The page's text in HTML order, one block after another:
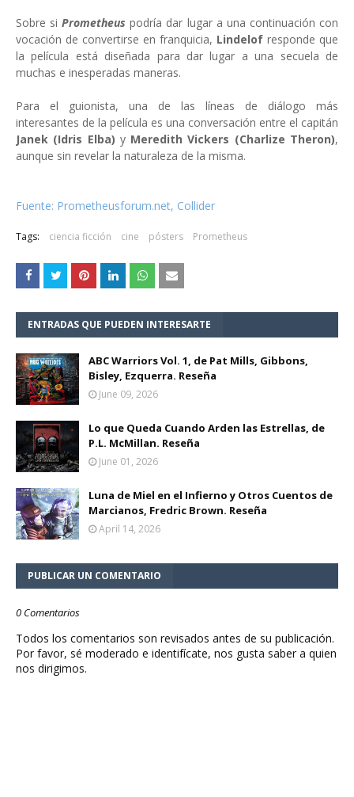
Sobre siPrometheuspodría dar lugar a una continuación con
vocación de convertirse en franquicia, Lindelof responde que
la película está diseñada para dar lugar a una secuela de
muchas e inesperadas maneras.
Para el guionista, una de las líneas de diálogo más
interesantes de la película es una conversación entre el capitán
Janek (Idris Elba) y Meredith Vickers (Charlize Theron),
aunque sin revelar la naturaleza de la misma.
Fuente: Prometheusforum.net, Collider
Tags: ciencia ficción cine pósters Prometheus
ENTRADAS QUE PUEDEN INTERESARTE
ABC Warriors Vol. 1, de Pat Mills, Gibbons,
Bisley, Ezquerra. Reseña
June 09, 2026
Lo que Queda Cuando Arden las Estrellas, de
P.L. McMillan. Reseña
June 01, 2026
Luna de Miel en el Infierno y Otros Cuentos de
Marcianos, Fredric Brown. Reseña
April 14, 2026
PUBLICAR UN COMENTARIO
0 Comentarios
Todos los comentarios son revisados antes de su publicación.
Por favor, sé moderado e identifícate, nos gusta saber a quien
nos dirigimos.